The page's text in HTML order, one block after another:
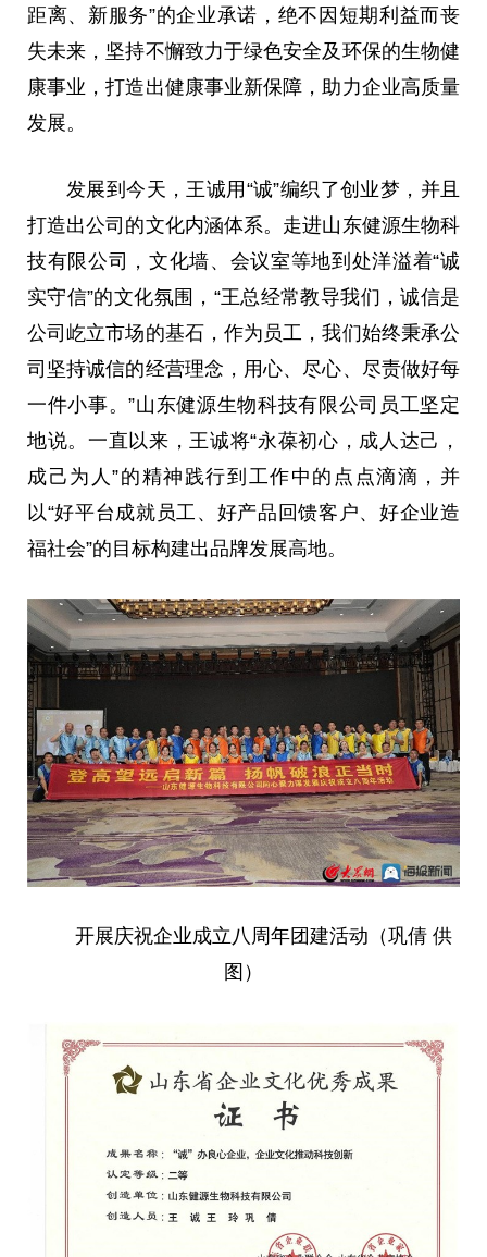
距离、新服务”的企业承诺，绝不因短期利益而丧
失未来，坚持不懈致力于绿色安全及环保的生物健
康事业，打造出健康事业新保障，助力企业高质量
发展。
发展到今天，王诚用“诚”编织了创业梦，并且
打造出公司的文化内涵体系。走进山东健源生物科
技有限公司，文化墙、会议室等地到处洋溢着“诚
实守信”的文化氛围，“王总经常教导我们，诚信是
公司屹立市场的基石，作为员工，我们始终秉承公
司坚持诚信的经营理念，用心、尽心、尽责做好每
一件小事。”山东健源生物科技有限公司员工坚定
地说。一直以来，王诚将“永葆初心，成人达己，
成己为人”的精神践行到工作中的点点滴滴，并
以“好平台成就员工、好产品回馈客户、好企业造
福社会”的目标构建出品牌发展高地。
开展庆祝企业成立八周年团建活动（巩倩 供
图）